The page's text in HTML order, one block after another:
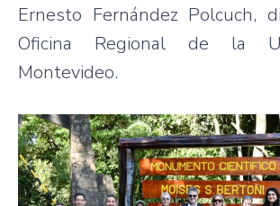
Ernesto Fernández Polcuch,
Oficina Regional de la
Montevideo.